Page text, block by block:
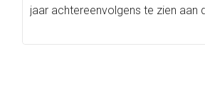
jaar achtereenvolgens te zien aan